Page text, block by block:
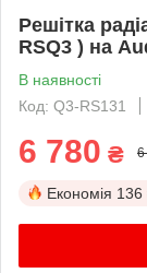
Решітка
RSQ3 ) на
В наявності
Код: Q3-RS131
6 780 ₴ 6
Економія 136